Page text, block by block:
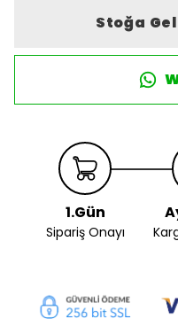
Stoğa
1.Gün
Sipariş Onayı